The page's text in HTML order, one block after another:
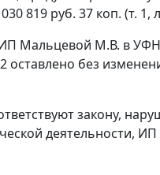
819 руб. 37 коп. (т. 1,
Мальцевой М.В. в
без
закону,
деятельности,